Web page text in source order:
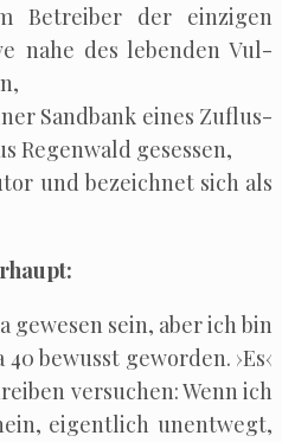
Betrei­ber der ein­zi­gen
nahe des leben­den Vul­
Sand­bank eines Zuflus­
Regen­wald gesessen,
und bezeich­net sich als
gewe­sen sein, aber ich bin
bewusst gewor­den. ›Es‹
ver­su­chen: Wenn ich
eigent­lich unent­wegt,